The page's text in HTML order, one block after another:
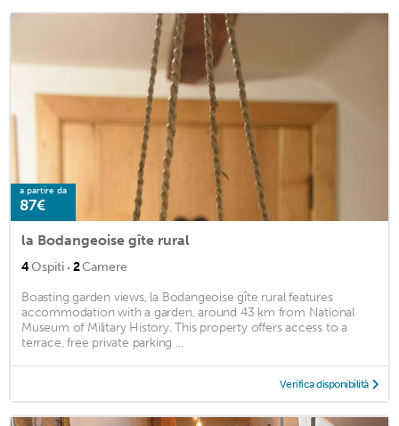
a partire da
87€
la Bodangeoise gîte rural
4Ospiti · 2Camere
Boasting garden views, la Bodangeoise gîte rural features
accommodation with a garden, around 43 km from National
Museum of Military History. This property offers access to a
terrace, free private parking ...
Verifica disponibilità